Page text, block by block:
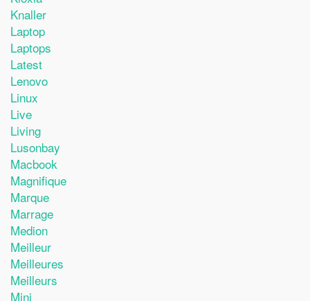
Knaller
Laptop
Laptops
Latest
Lenovo
Linux
Live
Living
Lusonbay
Macbook
Magnifique
Marque
Marrage
Medion
Meilleur
Meilleures
Meilleurs
Mini